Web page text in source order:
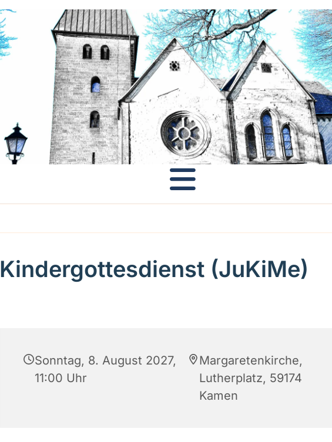
Kindergottesdienst (JuKiMe)
Sonntag, 8. August 2027,
11:00 Uhr
Margaretenkirche,
Lutherplatz, 59174
Kamen